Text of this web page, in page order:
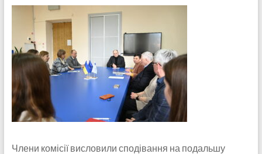
Члени комісії висловили сподівання на подальшу